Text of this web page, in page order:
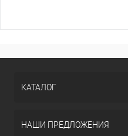
КАТАЛОГ
НАШИ ПРЕДЛОЖЕНИЯ